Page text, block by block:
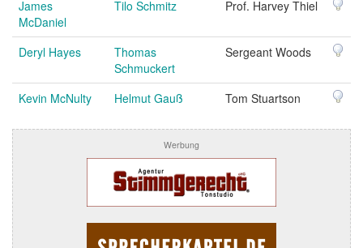
James
McDaniel
Tilo Schmitz Prof. Harvey Thiel
Deryl Hayes
Thomas
Schmuckert
Sergeant Woods
Kevin McNulty Helmut Gauß Tom Stuartson
Werbung